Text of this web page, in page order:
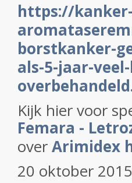
https://
borstkanker-
als-5-jaar-
Kijk hier voor
Femara -
overArimidex
20 oktober